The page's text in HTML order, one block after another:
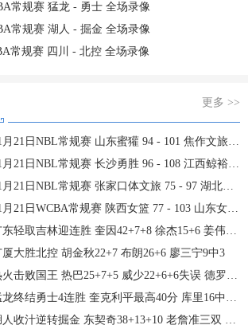
常规赛 猛龙 - 勇士 全场录像
常规赛 湖人 - 掘金 全场录像
常规赛 四川 - 北控 全场录像
更多 >>
日NBL常规赛 山东蜜獾 94 - 101 焦作文旅 全场集锦
日NBL常规赛 长沙勇胜 96 - 108 江西鲸裕清酒 全场集锦
日NBL常规赛 张家口体文旅 75 - 97 湖北文旅 全场集锦
日WCBA常规赛 陕西女篮 77 - 103 山东女篮 全场集锦
轻取吉林迎连胜 奎因42+7+8 徐杰15+6 姜伟泽27分
厦大胜北控 胡金秋22+7 布朗26+6 廖三宁9中3
败国王 热巴25+7+5 威少22+6+6失误 德罗赞两度引冲突
结勇士4连胜 奎克利平最高40分 库里16中6 库明加20分
逆转掘金 东契奇38+13+10 老詹准三双 穆雷下半场2分